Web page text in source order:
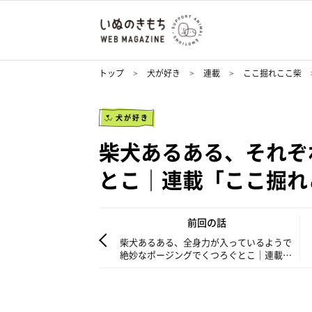
トップ 犬が好き 連載 ここ掘れここ柴
犬が好き
柴犬あるある、それ
とこ｜連載「ここ掘
前回の話
柴犬あるある、全身力が入っているようで
絶妙なポージングでくつろぐとこ｜連載